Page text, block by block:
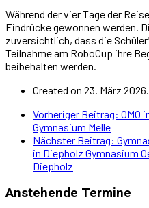
Während der vier Tage der
Eindrücke gewonnen werden.
zuversichtlich, dass die
Teilnahme am RoboCup ihre
beibehalten werden.
Created on 23. März 2026.
Vorheriger Beitrag: OMO
Gymnasium Melle
Nächster Beitrag:
in Diepholz Gymnasium
Diepholz
Anstehende Termine